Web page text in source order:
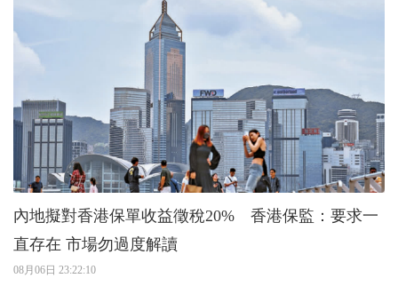
內地擬對香港保單收益徵稅20% 香港保監：要求一
直存在 市場勿過度解讀
08月06日 23:22:10